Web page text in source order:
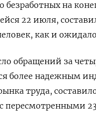
безработных на
22 июля,
как и
обращений за
более надежным
труда,
пересмотренными